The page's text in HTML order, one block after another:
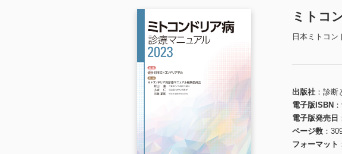
ミトコ
日本ミトコン
出版社
診断
電子版ISBN
電子版発売日
ページ数
フォーマット